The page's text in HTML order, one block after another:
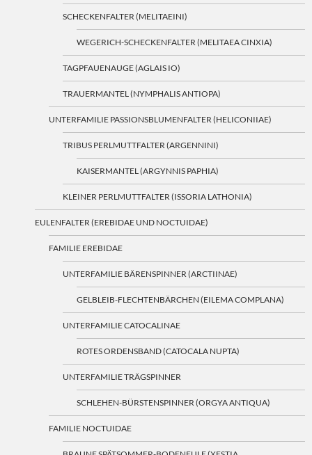
SCHECKENFALTER (MELITAEINI)
WEGERICH-SCHECKENFALTER (MELITAEA CINXIA)
TAGPFAUENAUGE (AGLAIS IO)
TRAUERMANTEL (NYMPHALIS ANTIOPA)
UNTERFAMILIE PASSIONSBLUMENFALTER (HELICONIIAE)
TRIBUS PERLMUTTFALTER (ARGENNINI)
KAISERMANTEL (ARGYNNIS PAPHIA)
KLEINER PERLMUTTFALTER (ISSORIA LATHONIA)
EULENFALTER (EREBIDAE UND NOCTUIDAE)
FAMILIE EREBIDAE
UNTERFAMILIE BÄRENSPINNER (ARCTIINAE)
GELBLEIB-FLECHTENBÄRCHEN (EILEMA COMPLANA)
UNTERFAMILIE CATOCALINAE
ROTES ORDENSBAND (CATOCALA NUPTA)
UNTERFAMILIE TRÄGSPINNER
SCHLEHEN-BÜRSTENSPINNER (ORGYA ANTIQUA)
FAMILIE NOCTUIDAE